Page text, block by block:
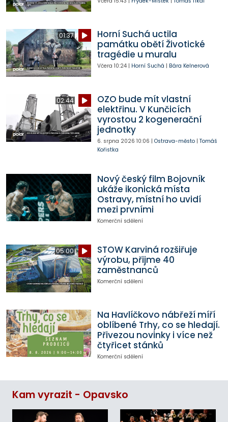
01:37
Horní Suchá uctila
památku obětí Životické
tragédie u muralu
Včera 10:24| Horní Suchá | Bára Kelnerová
02:44
OZO bude mít vlastní
elektřinu. V Kunčicích
vyrostou 2 kogenerační
jednotky
6. srpna 2026 10:06 | Ostrava-město| Tomáš
Kořistka
Nový český film Bojovník
ukáže ikonická místa
Ostravy, místní ho uvidí
mezi prvními
Komerční sdělení
05:00
STOW Karviná rozšiřuje
výrobu, přijme 40
zaměstnanců
Komerční sdělení
Na Havlíčkovo nábřeží míří
oblíbené Trhy, co se hledají.
Přivezou novinky i více než
čtyřicet stánků
Komerční sdělení
Kam vyrazit - Opavsko